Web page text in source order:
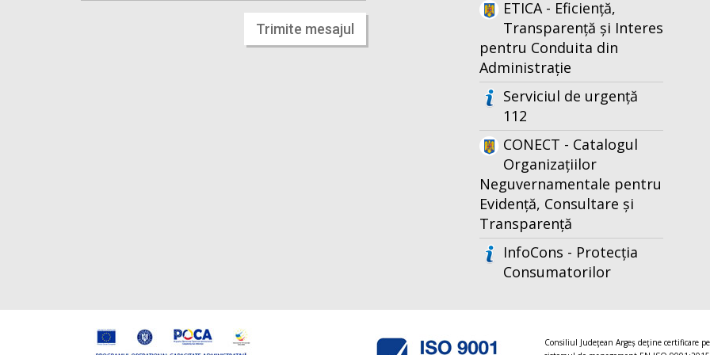
Trimite mesajul
ETICA - Eficiență,
Transparență și Interes
pentru Conduita din
Administrație
Serviciul de urgență
112
CONECT - Catalogul
Organizațiilor
Neguvernamentale pentru
Evidență, Consultare și
Transparență
InfoCons - Protecția
Consumatorilor
Consiliul Judeţean Argeș deţine certificare